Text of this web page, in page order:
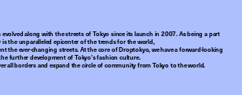
along with the streets of Tokyo since its launch in 2007. As being a part
the unparalleled epicenter of the trends for the world,
the ever-changing streets. At the core of Droptokyo, we have a forward-looking
further development of Tokyo’s fashion culture.
all borders and expand the circle of community from Tokyo to the world.